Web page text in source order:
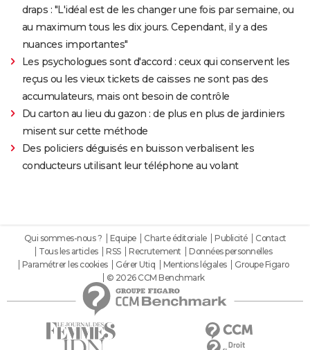
draps : "L'idéal est de les changer une fois par semaine, ou
au maximum tous les dix jours. Cependant, il y a des
nuances importantes"
Les psychologues sont d'accord : ceux qui conservent les
reçus ou les vieux tickets de caisses ne sont pas des
accumulateurs, mais ont besoin de contrôle
Du carton au lieu du gazon : de plus en plus de jardiniers
misent sur cette méthode
Des policiers déguisés en buisson verbalisent les
conducteurs utilisant leur téléphone au volant
Qui sommes-nous ? Equipe Charte éditoriale Publicité
Contact
Tous les articles
RSS Recrutement
Données personnelles
Paramétrer les cookies
Gérer Utiq Mentions légales
Groupe Figaro
© 2026 CCM Benchmark